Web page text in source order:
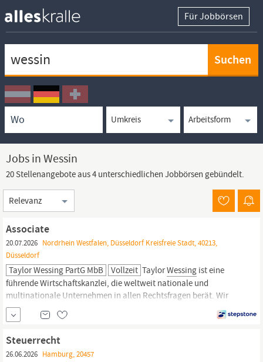
Für Jobbörsen
Ortssuche
Umkreissuche
Arbeitsform
Jobs in Wessin
20 Stellenangebote aus 4 unterschiedlichen Jobbörsen gebündelt.
Sortierung
Associate
20.07.2026 Nordrhein Westfalen, Düsseldorf Kreisfreie Stadt, 40213,
Düsseldorf
Taylor Wessing PartG MbB Vollzeit TaylorWessing ist eine
führende Wirtschaftskanzlei, die weltweit nationale und
multinationale Unternehmen in allen Rechtsfragen berät. Wir
stehen für exzellente Rechtsberatung, tiefgründig, in aller Breite
und dennoch auf den Punkt. Mit unserem Leitgedanken
Erwartbare zu hinterfragen und
Steuerrecht
26.06.2026 Hamburg, 20457